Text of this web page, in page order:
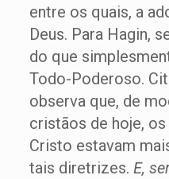
entre os quais, a
Deus. Para Hagin,
do que
Todo-Poderoso.
observa que, de
cristãos de hoje,
Cristo estavam
tais diretrizes. E,